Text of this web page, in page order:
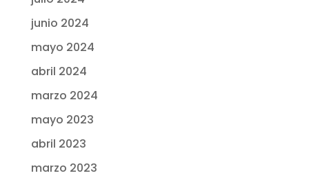
junio 2024
mayo 2024
abril 2024
marzo 2024
mayo 2023
abril 2023
marzo 2023